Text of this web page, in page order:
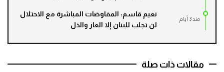
مند 3 أيام
نعيم قاسم: المفاوضات المباشرة مع الاحتلال
لن تجلب للبنان إلا العار والذل
مقالات ذات صلة